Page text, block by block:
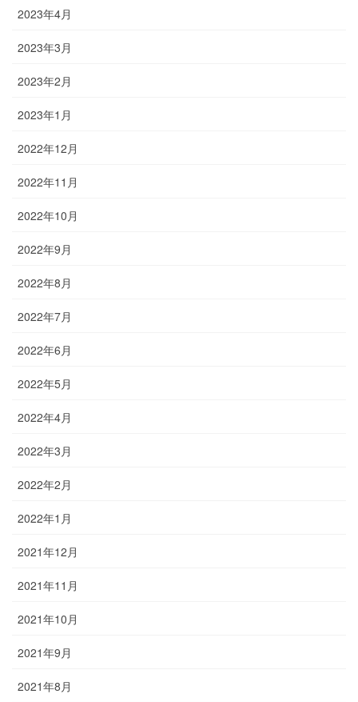
2023年4月
2023年3月
2023年2月
2023年1月
2022年12月
2022年11月
2022年10月
2022年9月
2022年8月
2022年7月
2022年6月
2022年5月
2022年4月
2022年3月
2022年2月
2022年1月
2021年12月
2021年11月
2021年10月
2021年9月
2021年8月